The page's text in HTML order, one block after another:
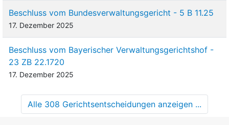
Beschluss vom Bundesverwaltungsgericht - 5 B 11.25
17. Dezember 2025
Beschluss vom Bayerischer Verwaltungsgerichtshof -
23 ZB 22.1720
17. Dezember 2025
Alle 308 Gerichtsentscheidungen anzeigen ...